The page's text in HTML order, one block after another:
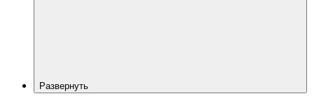
Развернуть